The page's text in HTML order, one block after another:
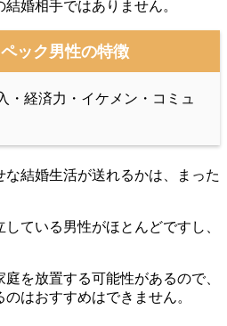
婚相手ではありません。
ック男性の特徴
・経済力・イケメン・コミュ
結婚生活が送れるかは、まった
ている男性がほとんどですし、
を放置する可能性があるので、
はおすすめはできません。